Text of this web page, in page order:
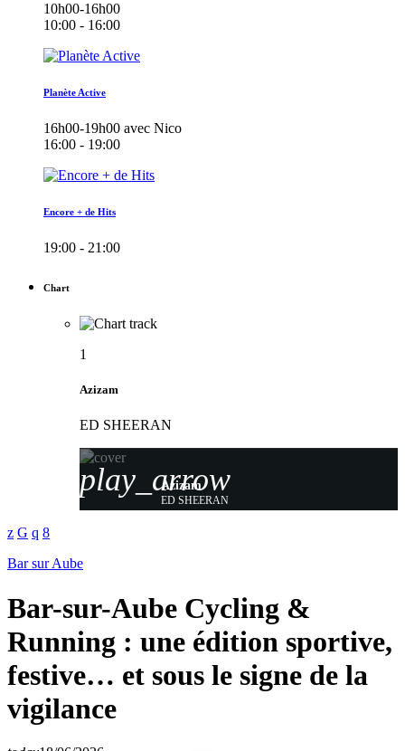
10h00-16h00
10:00 - 16:00
Planète Active
16h00-19h00 avec Nico
16:00 - 19:00
Encore + de Hits
19:00 - 21:00
Chart
1
Azizam
ED SHEERAN
play_arrow
Azizam
ED SHEERAN
Bar sur Aube
Bar-sur-Aube Cycling &
Running : une édition sportive,
festive… et sous le signe de la
vigilance